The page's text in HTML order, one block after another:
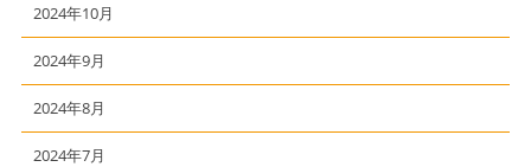
2024年10月
2024年9月
2024年8月
2024年7月